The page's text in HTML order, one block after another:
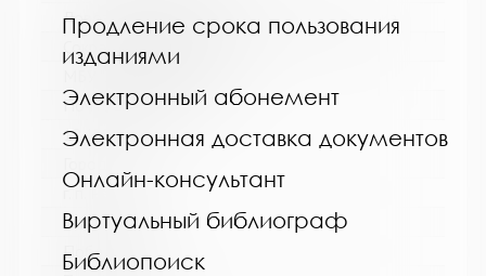
Продление срока пользования
изданиями
Электронный абонемент
Электронная доставка документов
Онлайн-консультант
Виртуальный библиограф
Библиопоиск
Ловозерская межпоселенческая библиотека
Сокращенное название:
Почтовый индекс:
184580
г. п. Ревда
Улица, дом:
Победы, 25